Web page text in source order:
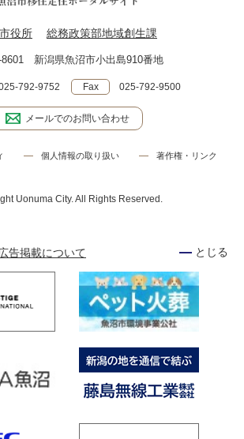
役所 総務政策部地域創生課
8601 新潟県魚沼市小出島910番地
792-9752 Fax 025-792-9500
メールでのお問い合わせ
個人情報の取り扱い 著作権・リンク
Uonuma City. All Rights Reserved.
告掲載について